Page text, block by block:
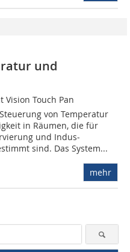
und
Touch Pan
von Temperatur
in Räumen, die für
und Indus­
sind. Das System...
mehr